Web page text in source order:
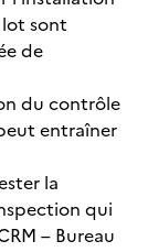
sont
de
du contrôle
entraîner
la
qui
– Bureau